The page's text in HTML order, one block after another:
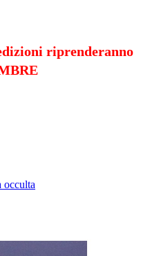
riprenderanno
occulta